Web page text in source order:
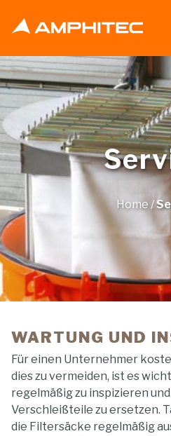
Home /
WARTUNG UND
Für einen Unternehmer
dies zu vermeiden, ist es
regelmäßig zu inspizieren
Verschleißteile zu ersetzen.
die Filtersäcke regelmäßig